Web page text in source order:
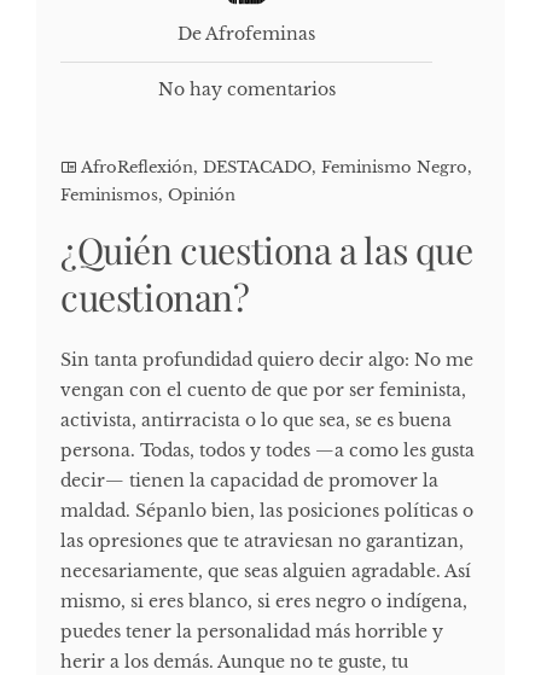
De Afrofeminas
No hay comentarios
AfroReflexión, DESTACADO, Feminismo Negro,
Feminismos, Opinión
¿Quién cuestiona a las que
cuestionan?
Sin tanta profundidad quiero decir algo: No me
vengan con el cuento de que por ser feminista,
activista, antirracista o lo que sea, se es buena
persona. Todas, todos y todes —a como les gusta
decir— tienen la capacidad de promover la
maldad. Sépanlo bien, las posiciones políticas o
las opresiones que te atraviesan no garantizan,
necesariamente, que seas alguien agradable. Así
mismo, si eres blanco, si eres negro o indígena,
puedes tener la personalidad más horrible y
herir a los demás. Aunque no te guste, tu